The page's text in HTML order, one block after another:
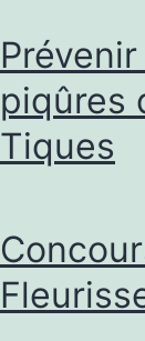
piqûres
Tiques